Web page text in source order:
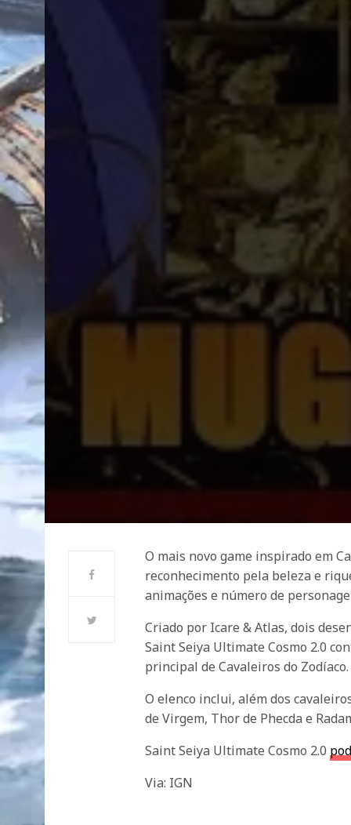
O mais novo game inspirado em
reconhecimento pela beleza e
animações e número de
Criado por Icare & Atlas, dois
Saint Seiya Ultimate Cosmo 2.0
principal de Cavaleiros do Zodíaco.
O elenco inclui, além dos
de Virgem, Thor de Phecda e
Saint Seiya Ultimate Cosmo 2.0
Via: IGN